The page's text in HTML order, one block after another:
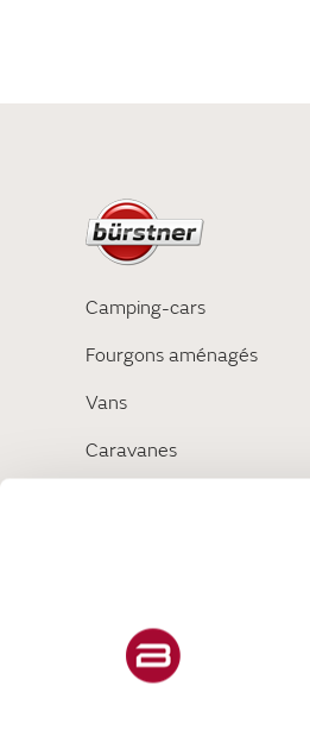
Camping-cars
Fourgons aménagés
Vans
Caravanes